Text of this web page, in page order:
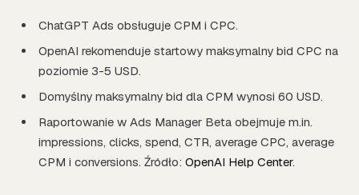
ChatGPT Ads obsługuje CPM i CPC.
OpenAI rekomenduje startowy maksymalny bid CPC na
poziomie 3-5 USD.
Domyślny maksymalny bid dla CPM wynosi 60 USD.
Raportowanie w Ads Manager Beta obejmuje m.in.
impressions, clicks, spend, CTR, average CPC, average
CPM i conversions. Źródło: OpenAI Help Center.